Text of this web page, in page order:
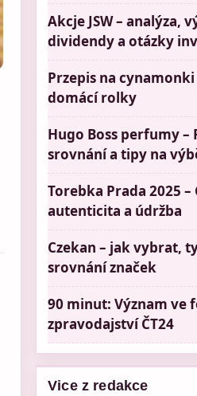
Akcje JSW – analýza,
dividendy a otázky
Przepis na
domácí rolky
Hugo Boss perfumy –
srovnání a tipy na
Torebka Prada 2025 –
autenticita a údržba
Czekan – jak vybrat,
srovnání značek
90 minut: Význam ve
zpravodajství ČT24
Vice z redakce